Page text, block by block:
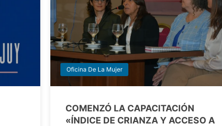
Oficina De La Mujer
COMENZÓ LA CAPACITACIÓN
«ÍNDICE DE CRIANZA Y ACCESO A